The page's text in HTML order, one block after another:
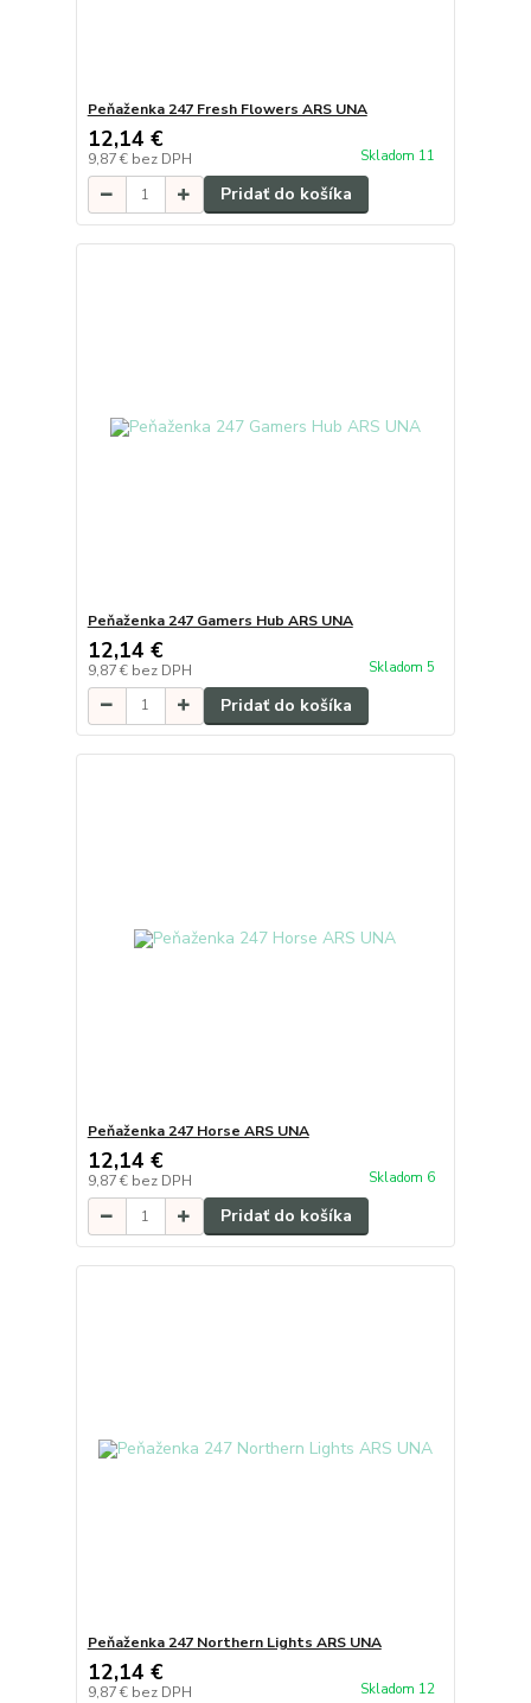
Peňaženka 247 Fresh Flowers ARS UNA
12,14 €
9,87 € bez DPH Skladom 11
Pridať do košíka
Peňaženka 247 Gamers Hub ARS UNA
12,14 €
9,87 € bez DPH Skladom 5
Pridať do košíka
Peňaženka 247 Horse ARS UNA
12,14 €
9,87 € bez DPH Skladom 6
Pridať do košíka
Peňaženka 247 Northern Lights ARS UNA
12,14 €
9,87 € bez DPH Skladom 12